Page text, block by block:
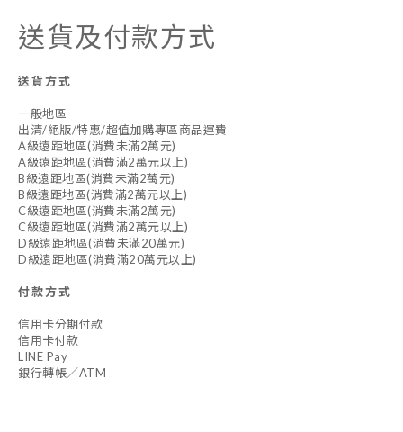
送貨及付款方式
送貨方式
一般地區
出清/絕版/特惠/超值加購專區商品運費
A級遠距地區(消費未滿2萬元)
A級遠距地區(消費滿2萬元以上)
B級遠距地區(消費未滿2萬元)
B級遠距地區(消費滿2萬元以上)
C級遠距地區(消費未滿2萬元)
C級遠距地區(消費滿2萬元以上)
D級遠距地區(消費未滿20萬元)
D級遠距地區(消費滿20萬元以上)
付款方式
信用卡分期付款
信用卡付款
LINE Pay
銀行轉帳／ATM